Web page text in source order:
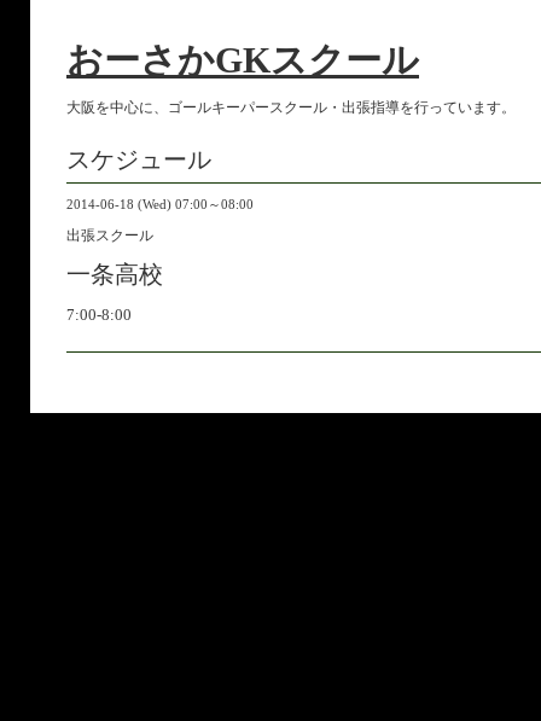
おーさかGKスクール
大阪を中心に、ゴールキーパースクール・出張指導を行っています。
スケジュール
2014-06-18 (Wed) 07:00～08:00
出張スクール
一条高校
7:00-8:00